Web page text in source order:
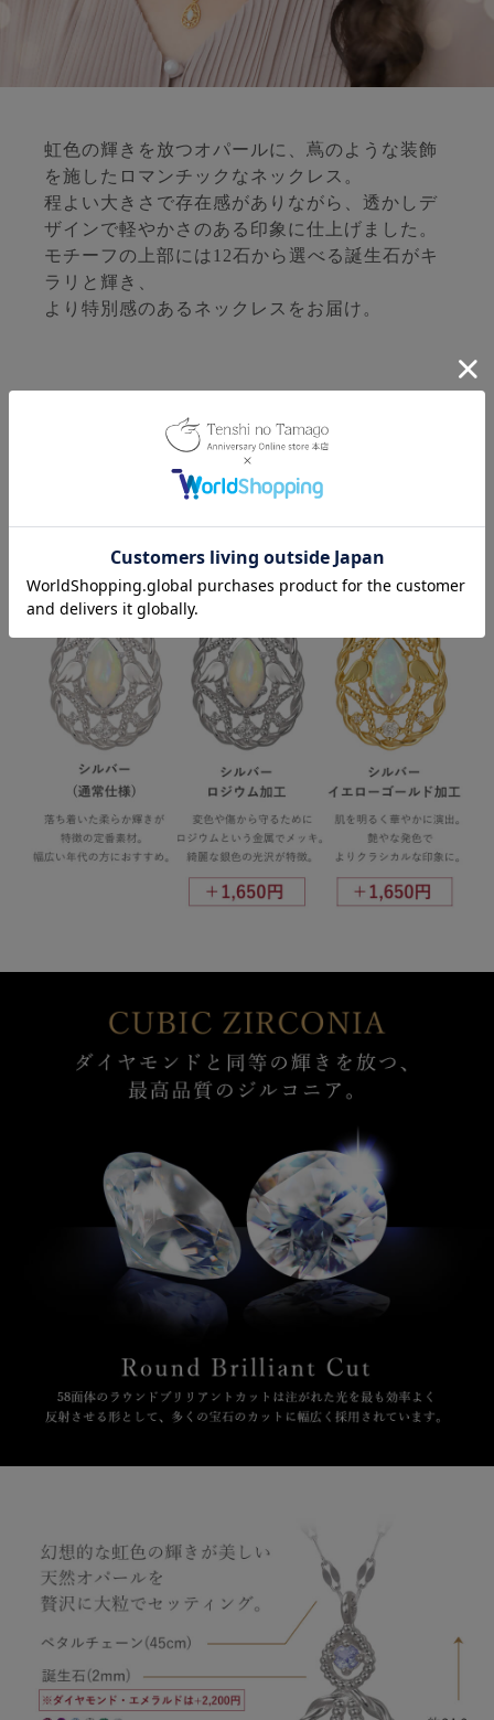
虹色の輝きを放つオパールに、蔦のような装飾
を施したロマンチックなネックレス。
程よい大きさで存在感がありながら、透かしデ
ザインで軽やかさのある印象に仕上げました。
モチーフの上部には12石から選べる誕生石がキ
ラリと輝き、
より特別感のあるネックレスをお届け。